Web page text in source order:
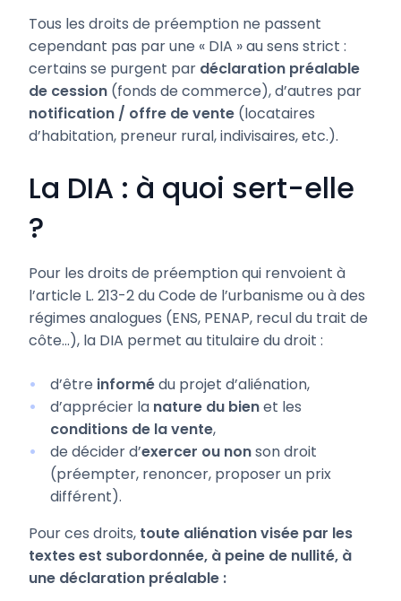
Tous les droits de préemption ne passent
cependant pas par une « DIA » au sens strict :
certains se purgent par déclaration préalable
de cession (fonds de commerce), d’autres par
notification / offre de vente (locataires
d’habitation, preneur rural, indivisaires, etc.).
La DIA : à quoi sert-elle
?
Pour les droits de préemption qui renvoient à
l’article L. 213-2 du Code de l’urbanisme ou à des
régimes analogues (ENS, PENAP, recul du trait de
côte…), la DIA permet au titulaire du droit :
d’être informédu projet d’aliénation,
d’apprécier la nature du bienet les
conditions de la vente,
de décider d’exercer ou nonson droit
(préempter, renoncer, proposer un prix
différent).
Pour ces droits, toute aliénation visée par les
textes est subordonnée, à peine de nullité, à
une déclaration préalable :